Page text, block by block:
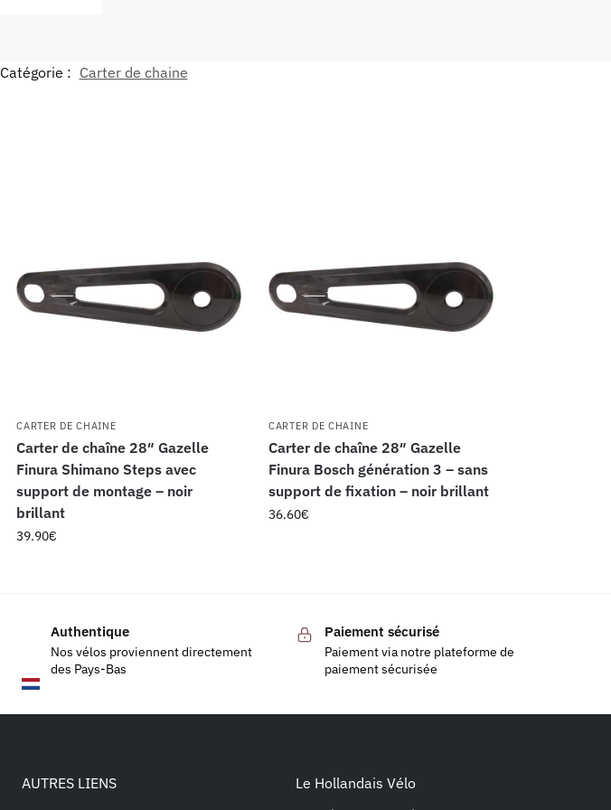
Catégorie : Carter de chaine
CARTER DE CHAINE
Carter de chaîne 28″ Gazelle
Finura Shimano Steps avec
support de montage – noir
brillant
39.90€
CARTER DE CHAINE
Carter de chaîne 28″ Gazelle
Finura Bosch génération 3 – sans
support de fixation – noir brillant
36.60€
Authentique
Nos vélos proviennent directement
des Pays-Bas
Paiement sécurisé
Paiement via notre plateforme de
paiement sécurisée
AUTRES LIENS Le Hollandais Vélo